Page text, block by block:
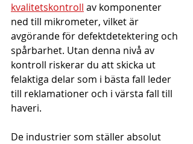
kvalitetskontroll av komponenter
ned till mikrometer, vilket är
avgörande för defektdetektering och
spårbarhet. Utan denna nivå av
kontroll riskerar du att skicka ut
felaktiga delar som i bästa fall leder
till reklamationer och i värsta fall till
haveri.
De industrier som ställer absolut